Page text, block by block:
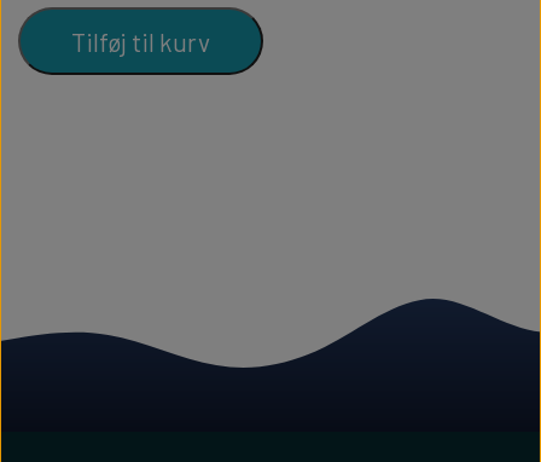
FORKLÆDER MED TEKST
WALLSTICKERS
Tilføj til kurv